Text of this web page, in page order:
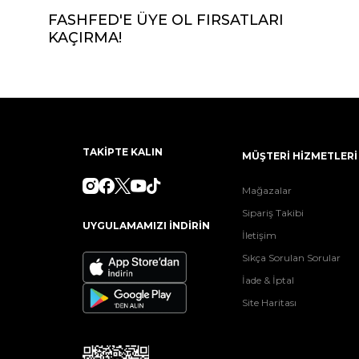
FASHFED'E ÜYE OL FIRSATLARI
KAÇIRMA!
TAKİPTE KALIN
UYGULAMAMIZI İNDİRİN
MÜŞTERİ HİZMETLERİ
Mağazalar
Sipariş Takibi
İletişim
Sıkça Sorulan Sorular
İade & İptal
Site Haritası